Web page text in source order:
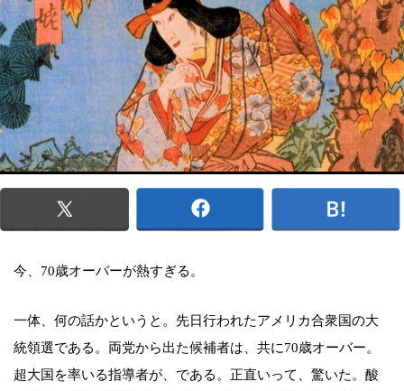
今、70歳オーバーが熱すぎる。
一体、何の話かというと。先日行われたアメリカ合衆国の大
統領選である。両党から出た候補者は、共に70歳オーバー。
超大国を率いる指導者が、である。正直いって、驚いた。酸